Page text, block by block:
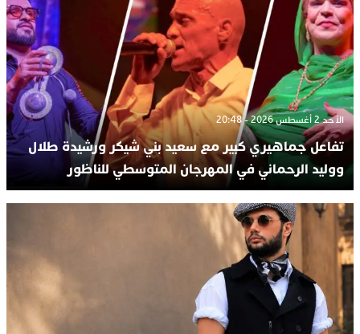
الأحد 2 أغسطس 2026 - 20:48
تفاعل جماهيري كبير مع سعيد بني شيكر ورشيدة طلال
ووليد الرحماني في المهرجان المتوسطي للناظور